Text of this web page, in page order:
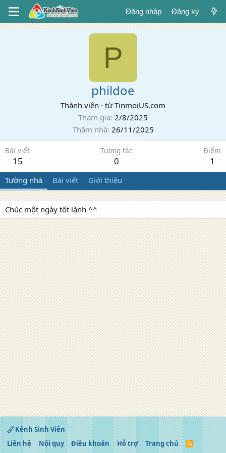
Đăng nhập Đăng ký
P
phildoe
Thành viên · từTinmoiUS.com
Tham gia 2/8/2025
Thăm nhà 26/11/2025
Bài viết
15
Tương tác
0
Điểm
1
Tường nhà Bài viết Giới thiệu
Chúc một ngày tốt lành ^^
Kênh Sinh Viên
Liên hệ
Nội quy Điều khoản Hỗ trợ Trang chủ
R